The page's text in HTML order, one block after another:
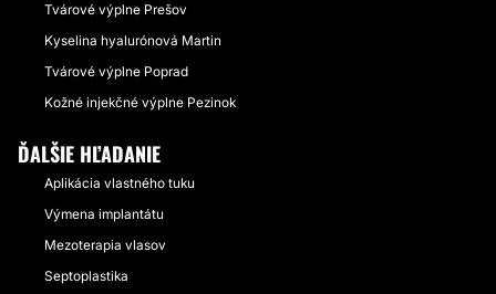
Tvárové výplne Prešov
Kyselina hyalurónová Martin
Tvárové výplne Poprad
Kožné injekčné výplne Pezinok
ĎALŠIE HĽADANIE
Aplikácia vlastného tuku
Výmena implantátu
Mezoterapia vlasov
Septoplastika